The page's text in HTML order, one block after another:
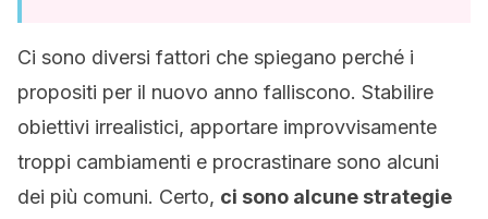
Ci sono diversi fattori che spiegano perché i
propositi per il nuovo anno falliscono. Stabilire
obiettivi irrealistici, apportare improvvisamente
troppi cambiamenti e procrastinare sono alcuni
dei più comuni. Certo, ci sono alcune strategie